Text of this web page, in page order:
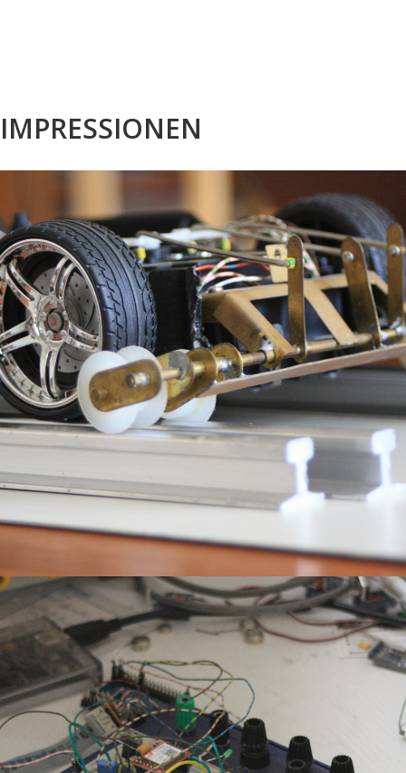
IMPRESSIONEN